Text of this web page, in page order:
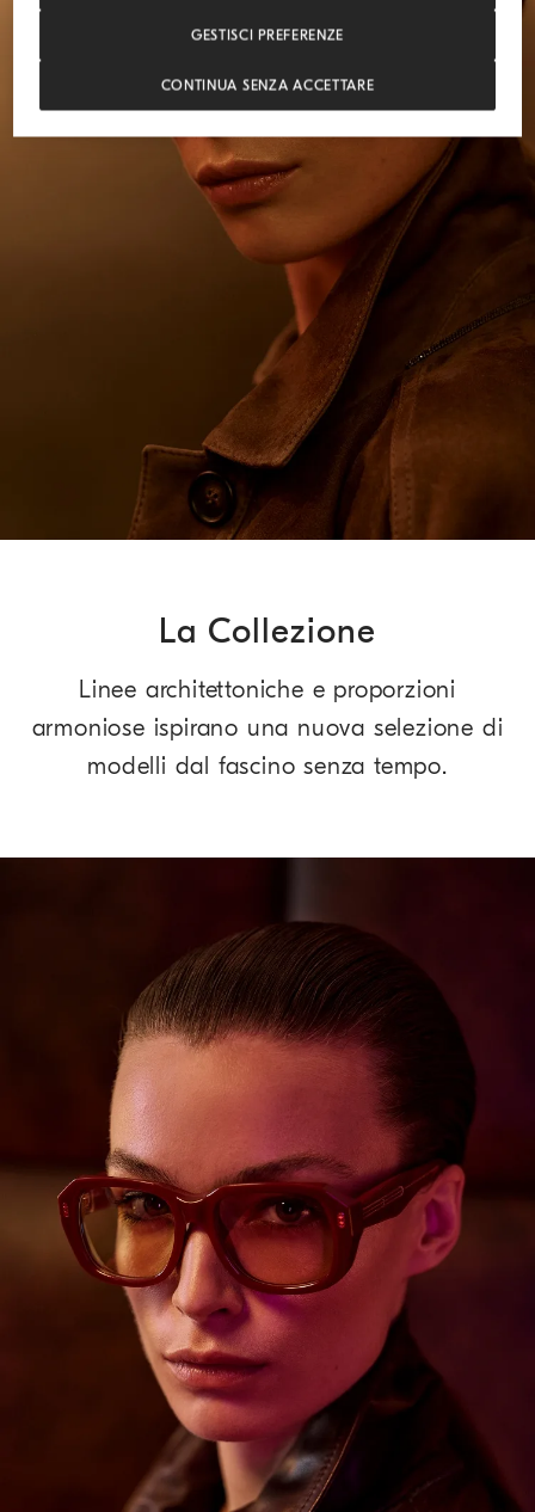
La Collezione
Linee architettoniche e proporzioni
armoniose ispirano una nuova selezione di
modelli dal fascino senza tempo.
GESTISCI PREFERENZE
CONTINUA SENZA ACCETTARE